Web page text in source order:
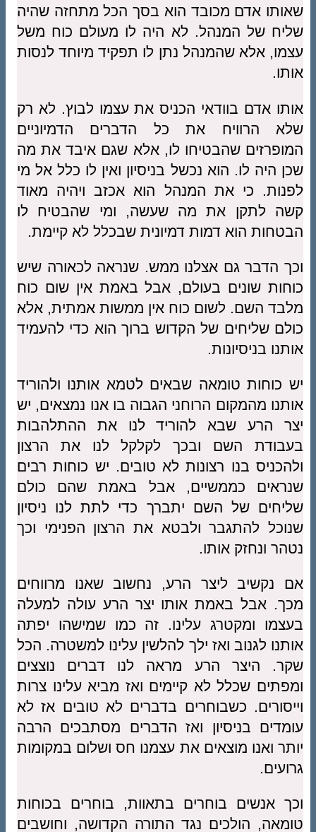
שאותו אדם מכובד הוא בסך הכל מתחזה שהיה
שליח של המנהל. לא היה לו מעולם כוח משל
עצמו, אלא שהמנהל נתן לו תפקיד מיוחד לנסות
אותו.
אותו אדם בוודאי הכניס את עצמו לבוץ. לא רק
שלא הרוויח את כל הדברים הדמיוניים
המופרזים שהבטיחו לו, אלא שגם איבד את מה
שכן היה לו. הוא נכשל בניסיון ואין לו כלל אל מי
לפנות. כי את המנהל הוא אכזב ויהיה מאוד
קשה לתקן את מה שעשה, ומי שהבטיח לו
הבטחות הוא דמות דמיונית שבכלל לא קיימת.
וכך הדבר גם אצלנו ממש. שנראה לכאורה שיש
כוחות שונים בעולם, אבל באמת אין שום כוח
מלבד השם. לשום כוח אין ממשות אמתית, אלא
כולם שליחים של הקדוש ברוך הוא כדי להעמיד
אותנו בניסיונות.
יש כוחות טומאה שבאים לטמא אותנו ולהוריד
אותנו מהמקום הרוחני הגבוה בו אנו נמצאים, יש
יצר הרע שבא להוריד לנו את ההתלהבות
בעבודת השם ובכך לקלקל לנו את הרצון
ולהכניס בנו רצונות לא טובים. יש כוחות רבים
שנראים כממשיים, אבל באמת שהם כולם
שליחים של השם יתברך כדי לתת לנו ניסיון
שנוכל להתגבר ולבטא את הרצון הפנימי וכך
נטהר ונחזק אותו.
אם נקשיב ליצר הרע, נחשוב שאנו מרווחים
מכך. אבל באמת אותו יצר הרע עולה למעלה
בעצמו ומקטרג עלינו. זה כמו שמישהו יפתה
אותנו לגנוב ואז ילך להלשין עלינו למשטרה. הכל
שקר. היצר הרע מראה לנו דברים נוצצים
ומפתים שכלל לא קיימים ואז מביא עלינו צרות
וייסורים. כשבוחרים בדברים לא טובים אז לא
עומדים בניסיון ואז הדברים מסתבכים הרבה
יותר ואנו מוצאים את עצמנו חס ושלום במקומות
גרועים.
וכך אנשים בוחרים בתאוות, בוחרים בכוחות
טומאה, הולכים נגד התורה הקדושה, וחושבים